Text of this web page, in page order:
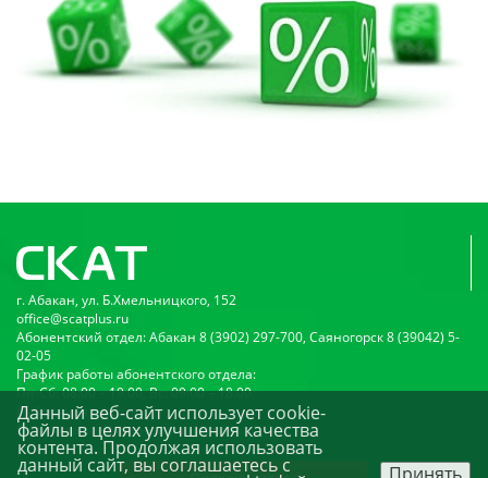
г. Абакан, ул. Б.Хмельницкого, 152
office@scatplus.ru
Абонентский отдел: Абакан 8 (3902) 297-700, Саяногорск 8 (39042) 5-
02-05
График работы абонентского отдела:
Пн-Сб: 08:00 – 19:00, Вс: 09:00 – 18:00
Публичная оферта
Политика конфиденциальности
Данный веб-сайт использует cookie-
файлы в целях улучшения качества
контента. Продолжая использовать
данный сайт, вы соглашаетесь с